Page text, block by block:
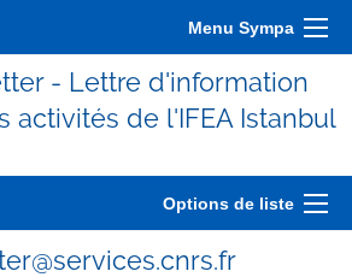
Menu Sympa
- Lettre d'information
activités de l'IFEA Istanbul
Options de liste